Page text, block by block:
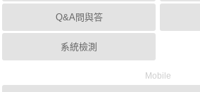
Q&A問與答
系統檢測
Mobile